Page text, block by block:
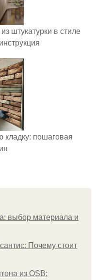
штукатурки в стиле
кладку: пошаговая
выбор материала и
Почему стоит
из OSB: